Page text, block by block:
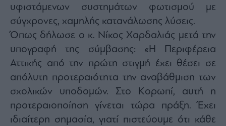
υφιστάμενων συστημάτων φωτισμού με
σύγχρονες, χαμηλής κατανάλωσης λύσεις.
Όπως δήλωσε ο κ. Νίκος Χαρδαλιάς μετά την
υπογραφή της σύμβασης: «Η Περιφέρεια
Αττικής από την πρώτη στιγμή έχει θέσει σε
απόλυτη προτεραιότητα την αναβάθμιση των
σχολικών υποδομών. Στο Κορωπί, αυτή η
προτεραιοποίηση γίνεται τώρα πράξη. Έχει
ιδιαίτερη σημασία, γιατί πιστεύουμε ότι κάθε